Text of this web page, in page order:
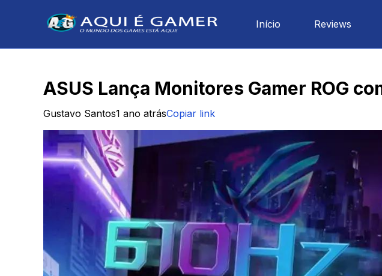
Início Reviews
ASUS Lança Monitores Gamer ROG
Gustavo Santos1 ano atrásCopiar link